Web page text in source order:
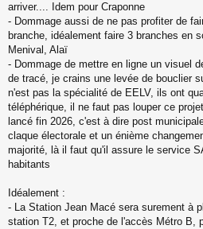
arriver.... Idem pour Craponne
- Dommage aussi de ne pas profiter de
branche, idéalement faire 3 branches en
Menival, Alaï
- Dommage de mettre en ligne un visuel
de tracé, je crains une levée de bouclier
n'est pas la spécialité de EELV, ils ont
téléphérique, il ne faut pas louper ce
lancé fin 2026, c'est à dire post
claque électorale et un énième
majorité, là il faut qu'il assure le service
habitants
Idéalement :
- La Station Jean Macé sera surement à
station T2, et proche de l'accès Métro B,